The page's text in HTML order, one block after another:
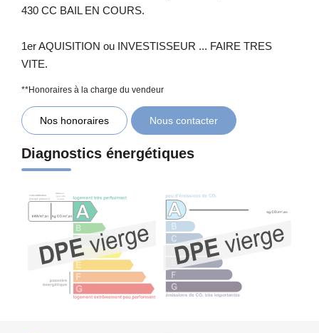
430 CC BAIL EN COURS.
1er AQUISITION ou INVESTISSEUR ... FAIRE TRES
VITE.
**Honoraires à la charge du vendeur
Nos honoraires Nous contacter
Diagnostics énergétiques